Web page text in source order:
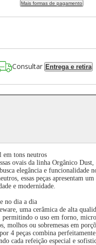
Mais formas de pagamento
Consultar Entrega e retira
em tons neutros
ovais da linha Orgânico
elegância e funcionalidade
essas peças apresentam
e modernidade.
no dia a dia
uma cerâmica de alta
permitindo o uso em forno,
molhos ou sobremesas em
4 peças combina
cada refeição especial e